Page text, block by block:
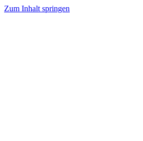
Zum Inhalt springen